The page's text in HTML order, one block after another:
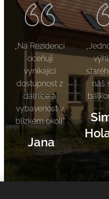
„Na Rezidenci
oceňuji
vynikající
dostupnost z
dálnice a
vybavenost v
blízkém okolí“
Jana
„
náš